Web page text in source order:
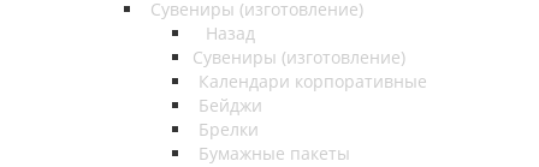
Сувениры (изготовление)
Назад
Сувениры (изготовление)
Календари корпоративные
Бейджи
Брелки
Бумажные пакеты